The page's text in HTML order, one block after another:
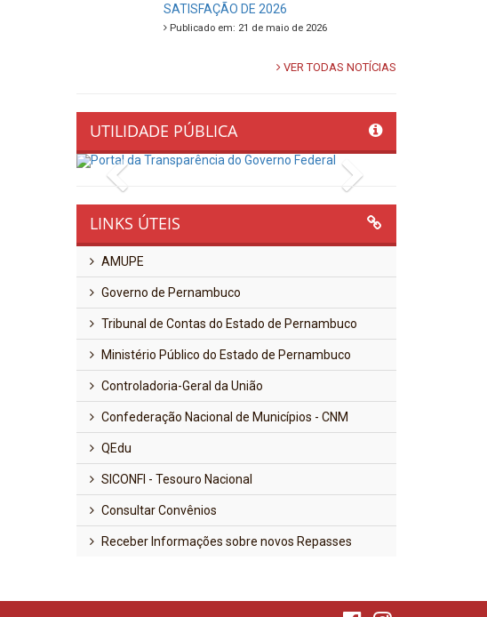
SATISFAÇÃO DE 2026
Publicado em: 21 de maio de 2026
VER TODAS NOTÍCIAS
UTILIDADE PÚBLICA
Previous
LINKS ÚTEIS
AMUPE
Governo de Pernambuco
Tribunal de Contas do Estado de Pernambuco
Ministério Público do Estado de Pernambuco
Controladoria-Geral da União
Confederação Nacional de Municípios - CNM
QEdu
SICONFI - Tesouro Nacional
Consultar Convênios
Receber Informações sobre novos Repasses